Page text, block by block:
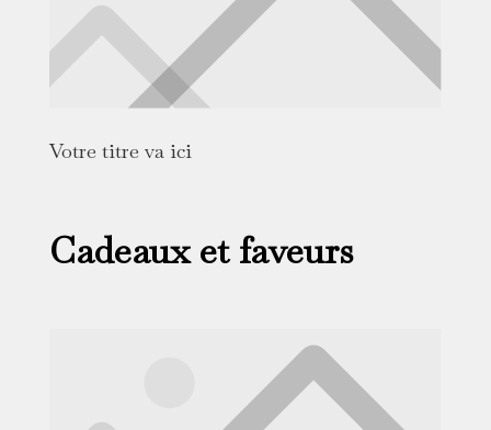
Votre titre va ici
Cadeaux et faveurs